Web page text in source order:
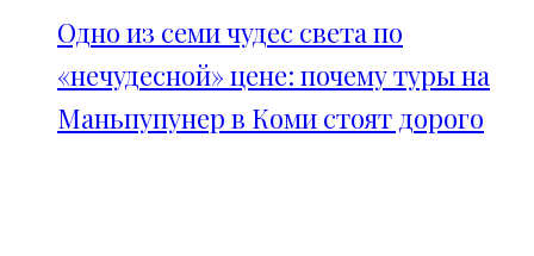
Одно из семи чудес света по
«нечудесной» цене: почему туры на
Маньпупунер в Коми стоят дорого